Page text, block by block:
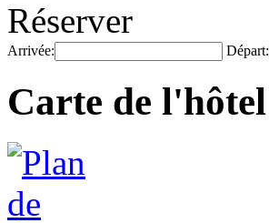
Réserver
Arrivée: Départ:
Carte de l'hôtel